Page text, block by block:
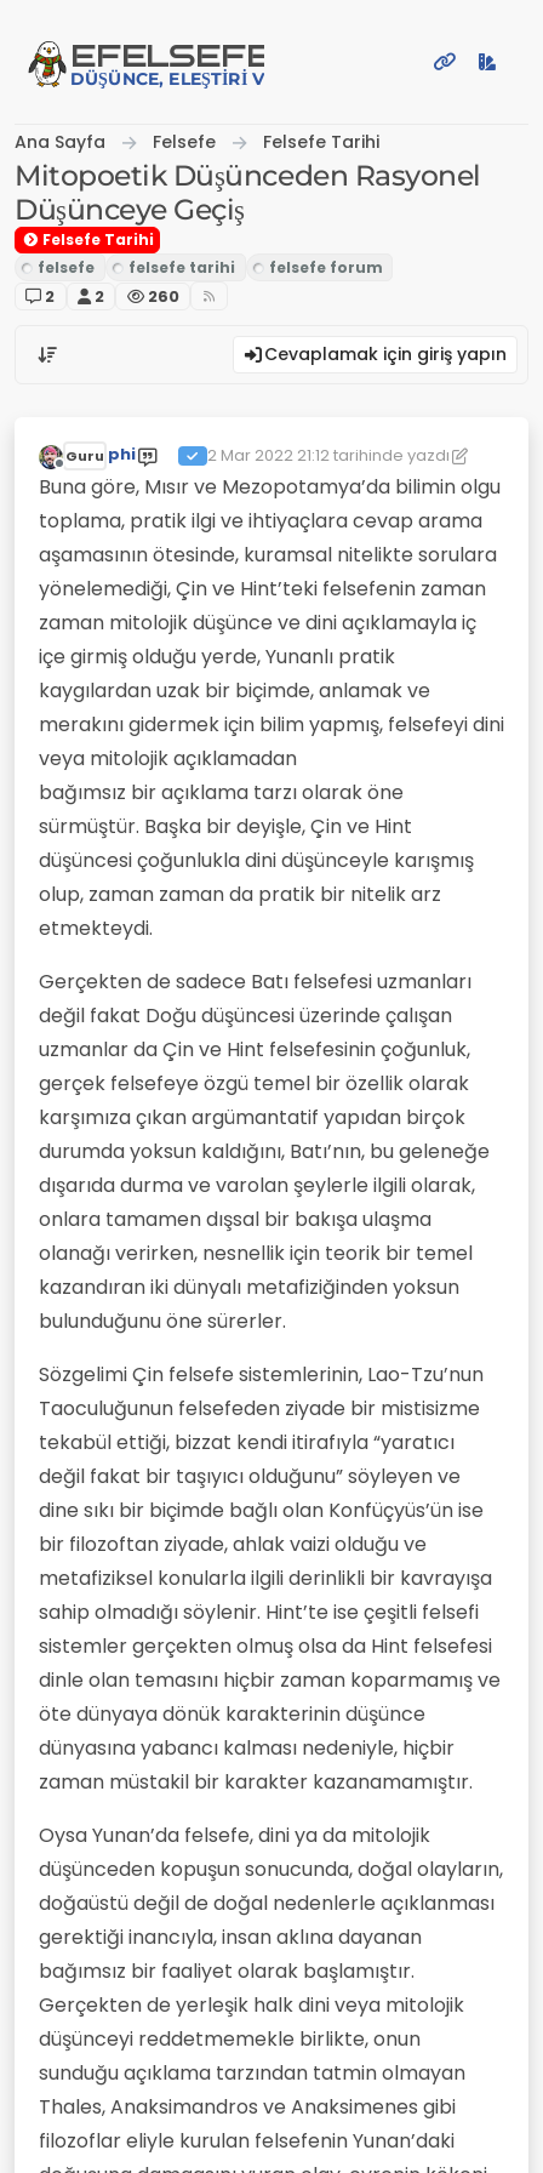
EFELSEFE
DÜŞÜNCE, ELEŞTIRI VE PAYLAŞIM PLATFORMU
Ana Sayfa Felsefe Felsefe Tarihi
Mitopoetik Düşünceden Rasyonel
Düşünceye Geçiş
Felsefe Tarihi
2 2 260
Cevaplamak için giriş yapın
Çevrimdışı
Guru phi 2 Mar 2022 21:12tarihinde yazdı
Son düzenleyen: phi3 Şub 2022 21:12
Buna göre, Mısır ve Mezopotamya’da bilimin olgu
toplama, pratik ilgi ve ihtiyaçlara cevap arama
aşamasının ötesinde, kuramsal nitelikte sorulara
yönelemediği, Çin ve Hint’teki felsefenin zaman
zaman mitolojik düşünce ve dini açıklamayla iç
içe girmiş olduğu yerde, Yunanlı pratik
kaygılardan uzak bir biçimde, anlamak ve
merakını gidermek için bilim yapmış, felsefeyi dini
veya mitolojik açıklamadan
bağımsız bir açıklama tarzı olarak öne
sürmüştür. Başka bir deyişle, Çin ve Hint
düşüncesi çoğunlukla dini düşünceyle karışmış
olup, zaman zaman da pratik bir nitelik arz
etmekteydi.
Gerçekten de sadece Batı felsefesi uzmanları
değil fakat Doğu düşüncesi üzerinde çalışan
uzmanlar da Çin ve Hint felsefesinin çoğunluk,
gerçek felsefeye özgü temel bir özellik olarak
karşımıza çıkan argümantatif yapıdan birçok
durumda yoksun kaldığını, Batı’nın, bu geleneğe
dışarıda durma ve varolan şeylerle ilgili olarak,
onlara tamamen dışsal bir bakışa ulaşma
olanağı verirken, nesnellik için teorik bir temel
kazandıran iki dünyalı metafiziğinden yoksun
bulunduğunu öne sürerler.
Sözgelimi Çin felsefe sistemlerinin, Lao-Tzu’nun
Taoculuğunun felsefeden ziyade bir mistisizme
tekabül ettiği, bizzat kendi itirafıyla “yaratıcı
değil fakat bir taşıyıcı olduğunu” söyleyen ve
dine sıkı bir biçimde bağlı olan Konfüçyüs’ün ise
bir filozoftan ziyade, ahlak vaizi olduğu ve
metafiziksel konularla ilgili derinlikli bir kavrayışa
sahip olmadığı söylenir. Hint’te ise çeşitli felsefi
sistemler gerçekten olmuş olsa da Hint felsefesi
dinle olan temasını hiçbir zaman koparmamış ve
öte dünyaya dönük karakterinin düşünce
dünyasına yabancı kalması nedeniyle, hiçbir
zaman müstakil bir karakter kazanamamıştır.
Oysa Yunan’da felsefe, dini ya da mitolojik
düşünceden kopuşun sonucunda, doğal olayların,
doğaüstü değil de doğal nedenlerle açıklanması
gerektiği inancıyla, insan aklına dayanan
bağımsız bir faaliyet olarak başlamıştır.
Gerçekten de yerleşik halk dini veya mitolojik
düşünceyi reddetmemekle birlikte, onun
sunduğu açıklama tarzından tatmin olmayan
Thales, Anaksimandros ve Anaksimenes gibi
filozoflar eliyle kurulan felsefenin Yunan’daki